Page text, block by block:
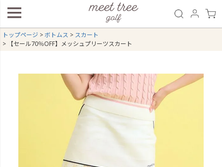
トップページ ボトムス
スカート
【セール70％OFF】メッシュプリーツスカート